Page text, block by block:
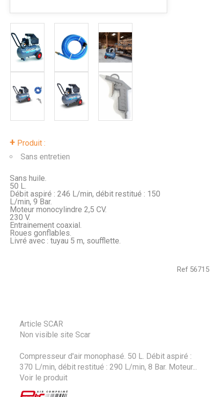
Ref 56715
+ Produit :
Sans entretien
Sans huile.
50 L.
Débit aspiré : 246 L/min, débit restitué : 150
L/min, 9 Bar.
Moteur monocylindre 2,5 CV.
230 V.
Entrainement coaxial.
Roues gonflables.
Livré avec : tuyau 5 m, soufflette.
Article SCAR
Non visible site Scar
Compresseur d'air monophasé. 50 L. Débit aspiré :
370 L/min, débit restitué : 290 L/min, 8 Bar. Moteur...
Voir le produit